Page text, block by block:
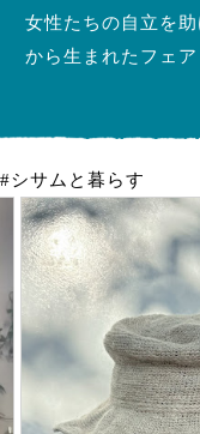
女性たちの自立を
から生まれたフェア
#シサムと暮らす